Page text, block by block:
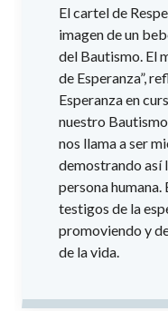
El cartel de
imagen de un
del Bautismo. El
de Esperanza”,
Esperanza en
nuestro
nos llama a ser
demostrando así
persona
testigos de la
promoviendo y
de la vida.